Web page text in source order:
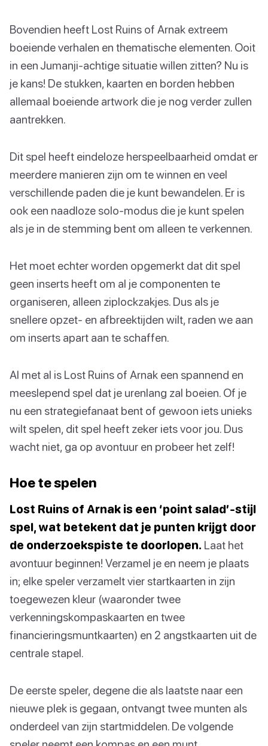
Bovendien heeft Lost Ruins of Arnak extreem
boeiende verhalen en thematische elementen. Ooit
in een Jumanji-achtige situatie willen zitten? Nu is
je kans! De stukken, kaarten en borden hebben
allemaal boeiende artwork die je nog verder zullen
aantrekken.
Dit spel heeft eindeloze herspeelbaarheid omdat er
meerdere manieren zijn om te winnen en veel
verschillende paden die je kunt bewandelen. Er is
ook een naadloze solo-modus die je kunt spelen
als je in de stemming bent om alleen te verkennen.
Het moet echter worden opgemerkt dat dit spel
geen inserts heeft om al je componenten te
organiseren, alleen ziplockzakjes. Dus als je
snellere opzet- en afbreektijden wilt, raden we aan
om inserts apart aan te schaffen.
Al met al is Lost Ruins of Arnak een spannend en
meeslepend spel dat je urenlang zal boeien. Of je
nu een strategiefanaat bent of gewoon iets unieks
wilt spelen, dit spel heeft zeker iets voor jou. Dus
wacht niet, ga op avontuur en probeer het zelf!
Hoe te spelen
Lost Ruins of Arnak is een ‘point salad’-stijl
spel, wat betekent dat je punten krijgt door
de onderzoekspiste te doorlopen. Laat het
avontuur beginnen! Verzamel je en neem je plaats
in; elke speler verzamelt vier startkaarten in zijn
toegewezen kleur (waaronder twee
verkenningskompaskaarten en twee
financieringsmuntkaarten) en 2 angstkaarten uit de
centrale stapel.
De eerste speler, degene die als laatste naar een
nieuwe plek is gegaan, ontvangt twee munten als
onderdeel van zijn startmiddelen. De volgende